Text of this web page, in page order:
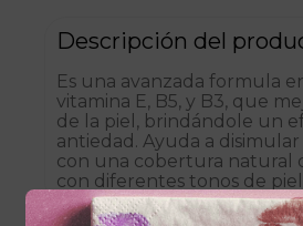
Descripción del
Es una avanzada formula
vitamina E, B5, y B3, que
de la piel, brindándole un
antiedad. Ayuda a
con una cobertura natural
con diferentes tonos de piel